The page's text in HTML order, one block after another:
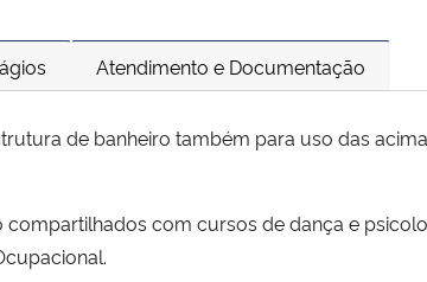
Atendimento e Documentação
de banheiro também para uso das
com cursos de dança e